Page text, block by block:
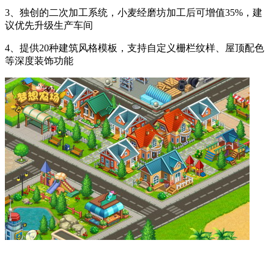
3、独创的二次加工系统，小麦经磨坊加工后可增值35%，建
议优先升级生产车间
4、提供20种建筑风格模板，支持自定义栅栏纹样、屋顶配色
等深度装饰功能